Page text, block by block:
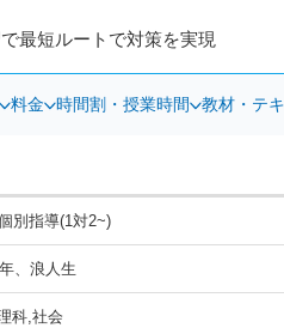
最短ルートで対策を実現
料金 時間割・授業時間 教材・テ
別指導(1対2~)
、浪人生
科,社会